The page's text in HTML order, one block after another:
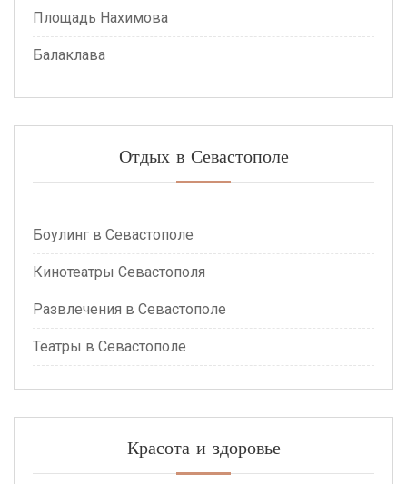
Площадь Нахимова
Балаклава
Отдых в Севастополе
Боулинг в Севастополе
Кинотеатры Севастополя
Развлечения в Севастополе
Театры в Севастополе
Красота и здоровье